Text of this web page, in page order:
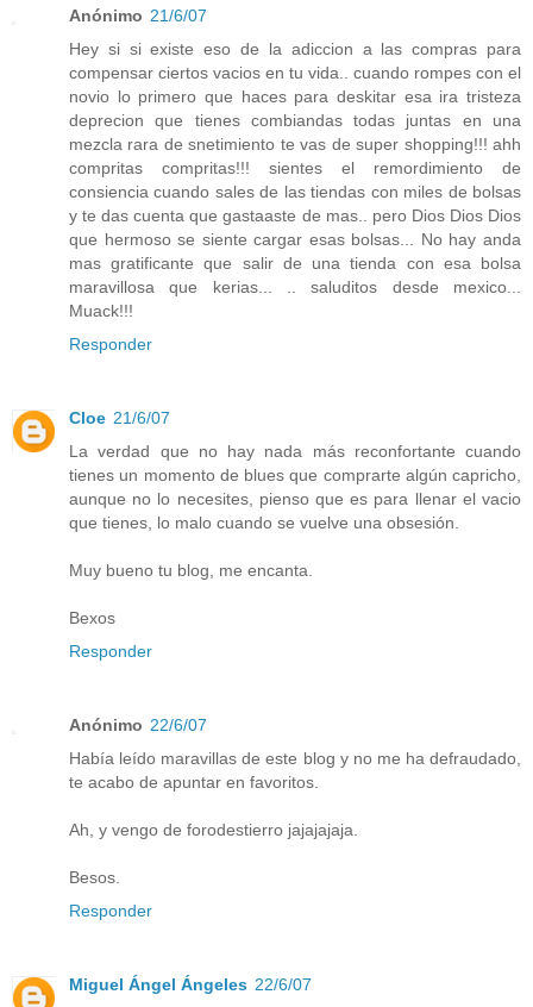
Anónimo 21/6/07
Hey si si existe eso de la adiccion a las compras para
compensar ciertos vacios en tu vida.. cuando rompes con el
novio lo primero que haces para deskitar esa ira tristeza
deprecion que tienes combiandas todas juntas en una
mezcla rara de snetimiento te vas de super shopping!!! ahh
compritas compritas!!! sientes el remordimiento de
consiencia cuando sales de las tiendas con miles de bolsas
y te das cuenta que gastaaste de mas.. pero Dios Dios Dios
que hermoso se siente cargar esas bolsas... No hay anda
mas gratificante que salir de una tienda con esa bolsa
maravillosa que kerias... .. saluditos desde mexico...
Muack!!!
Responder
Cloe 21/6/07
La verdad que no hay nada más reconfortante cuando
tienes un momento de blues que comprarte algún capricho,
aunque no lo necesites, pienso que es para llenar el vacio
que tienes, lo malo cuando se vuelve una obsesión.
Muy bueno tu blog, me encanta.
Bexos
Responder
Anónimo 22/6/07
Había leído maravillas de este blog y no me ha defraudado,
te acabo de apuntar en favoritos.
Ah, y vengo de forodestierro jajajajaja.
Besos.
Responder
Miguel Ángel Ángeles 22/6/07